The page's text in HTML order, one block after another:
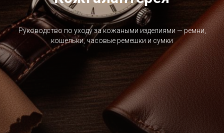
Руководство по уходу за кожаными изделиями — ремни,
кошельки, часовые ремешки и сумки